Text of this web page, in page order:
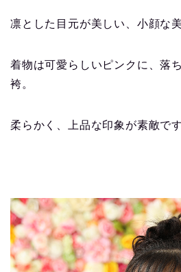
凛とした目元が美しい、小顔な
着物は可愛らしいピンクに、落
袴。
柔らかく、上品な印象が素敵です